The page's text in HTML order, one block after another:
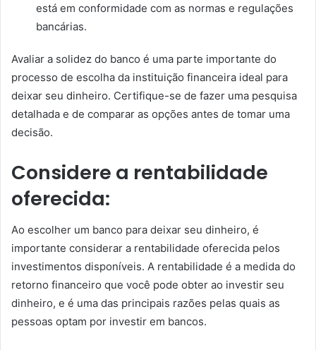
está em conformidade com as normas e regulações
bancárias.
Avaliar a solidez do banco é uma parte importante do
processo de escolha da instituição financeira ideal para
deixar seu dinheiro. Certifique-se de fazer uma pesquisa
detalhada e de comparar as opções antes de tomar uma
decisão.
Considere a rentabilidade
oferecida:
Ao escolher um banco para deixar seu dinheiro, é
importante considerar a rentabilidade oferecida pelos
investimentos disponíveis. A rentabilidade é a medida do
retorno financeiro que você pode obter ao investir seu
dinheiro, e é uma das principais razões pelas quais as
pessoas optam por investir em bancos.